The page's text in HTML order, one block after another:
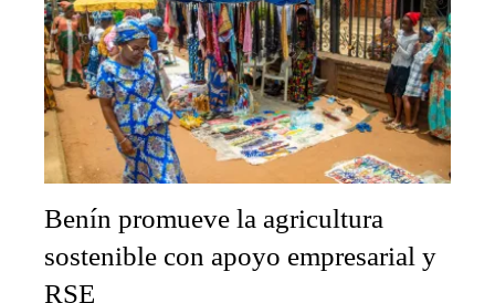
Benín promueve la agricultura
sostenible con apoyo empresarial y
RSE